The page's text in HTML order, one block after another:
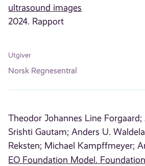
ultrasound images
2024. Rapport
Utgiver
Norsk Regnesentral
Theodor Johannes Line Forgaard;
Srishti Gautam; Anders U.
Reksten; Michael Kampffmeyer;
EO Foundation Model.